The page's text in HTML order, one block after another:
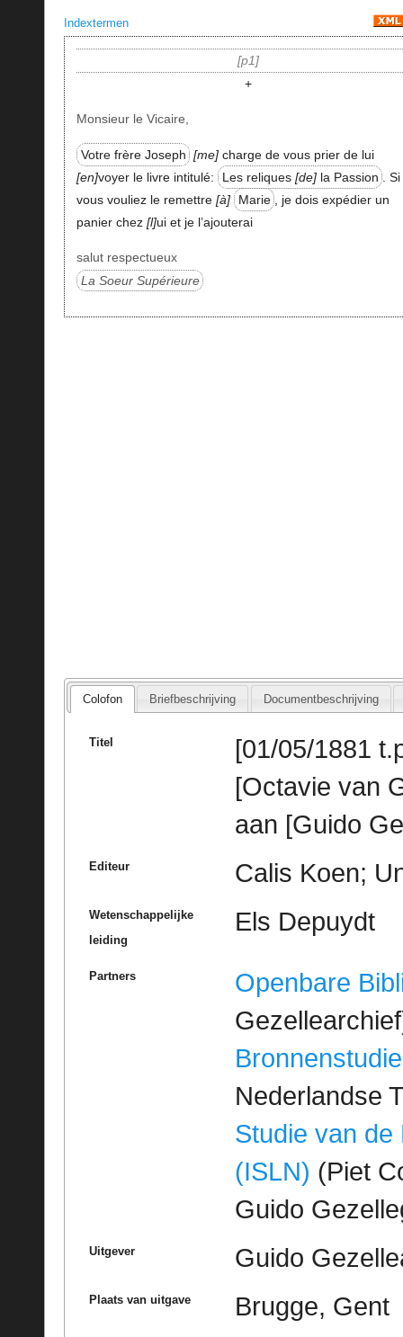
Indextermen
p1
+
Monsieur le Vicaire,
Votre frère Joseph me charge de vous prier de lui
en voyer le livre intitulé: Les reliques de la Passion
. Si
vous vouliez le remettre à Marie
, je dois expédier un
panier chez l ui et je l’ajouterai
salut respectueux
La Soeur Supérieure
Colofon Briefbeschrijving Documentbeschrijving
Titel
[01/05/1881
[Octavie van
aan [Guido
Editeur Calis Koen;
Wetenschappelijke
leiding
Els Depuydt
Partners
Openbare
Bronnenstudie
Nederlandse
Studie van de
(ISLN) (Piet
Guido
Uitgever Guido
Plaats van uitgave Brugge, Gent